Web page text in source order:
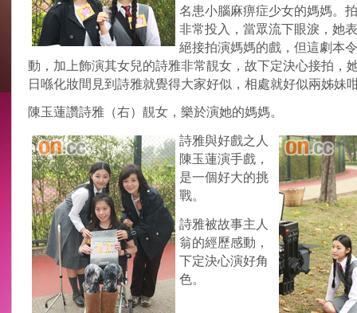
名患小腦麻痹症少女的媽媽。
非常投入，當眾流下眼淚，她
絕接拍演媽媽的戲，但這劇本
動，加上飾演其女兒的詩雅非常靚女，故下定決心接拍，
日喺化妝間見到詩雅就覺得大家好似，相處就好似兩姊妹
陳玉蓮讚詩雅（右）靚女，樂於演她的媽媽。
詩雅與好戲之人
陳玉蓮演手戲，
是一個好大的挑
戰。
詩雅被故事主人
翁的經歷感動，
下定決心演好角
色。